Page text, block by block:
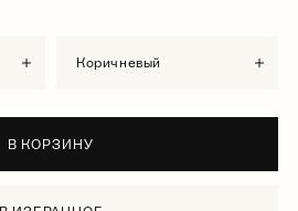
коричневый
В КОРЗИНУ